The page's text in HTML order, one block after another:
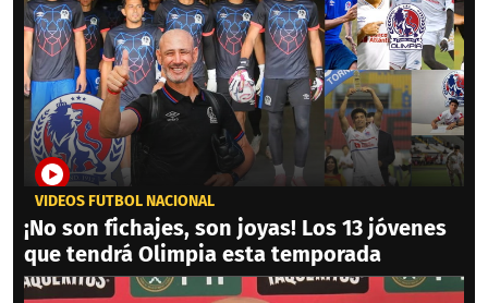
VIDEOS FÚTBOL NACIONAL
¡No son fichajes, son joyas! Los 13 jóvenes
que tendrá Olimpia esta temporada